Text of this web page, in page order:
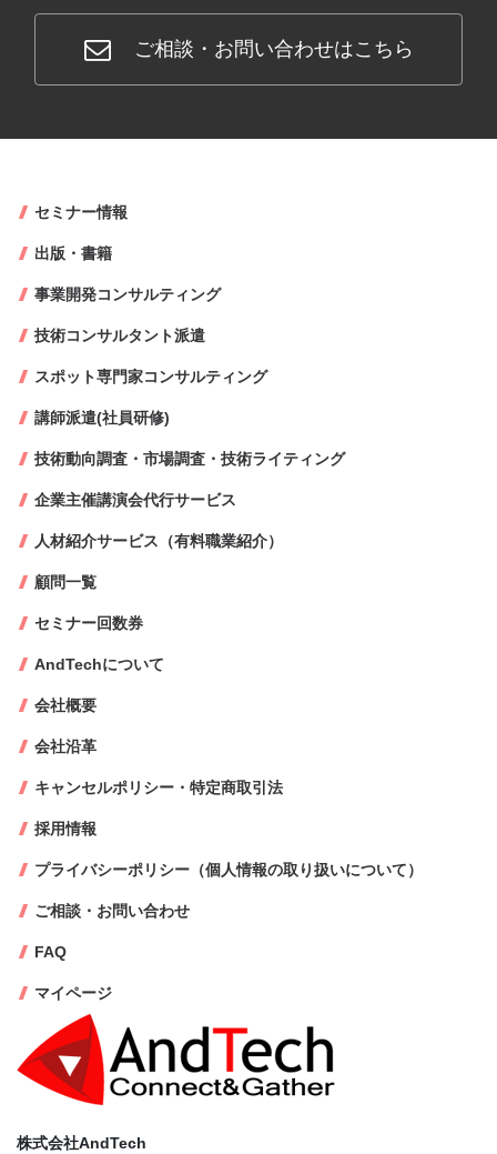
ご相談・お問い合わせはこちら
株式会社AndTech
セミナー情報
出版・書籍
事業開発コンサルティング
技術コンサルタント派遣
スポット専門家コンサルティング
講師派遣(社員研修)
技術動向調査・市場調査・技術ライティング
企業主催講演会代行サービス
人材紹介サービス（有料職業紹介）
顧問一覧
セミナー回数券
AndTechについて
会社概要
会社沿革
キャンセルポリシー・特定商取引法
採用情報
プライバシーポリシー（個人情報の取り扱いについて）
ご相談・お問い合わせ
FAQ
マイページ